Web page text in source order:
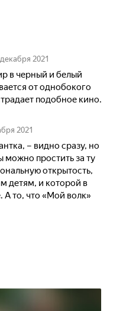
2021
в черный и белый
от однобокого
подобное кино.
2021
– видно сразу, но
можно простить за ту
открытость,
детям, и которой в
А то, что «Мой волк»